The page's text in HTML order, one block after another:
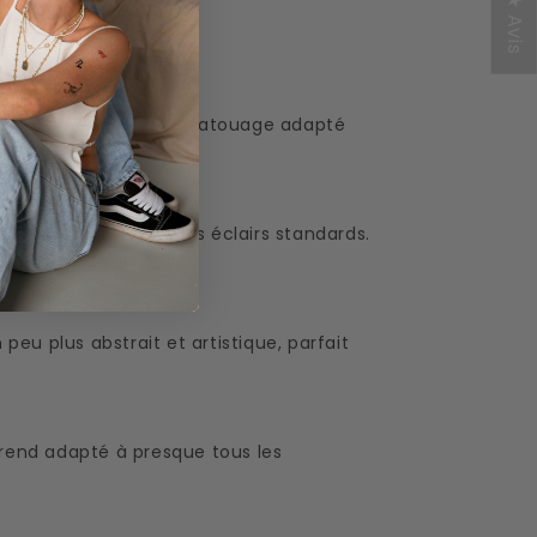
épurées rend ce tatouage adapté
éclair.
qui la distingue des éclairs standards.
peu plus abstrait et artistique, parfait
adapté à presque tous les